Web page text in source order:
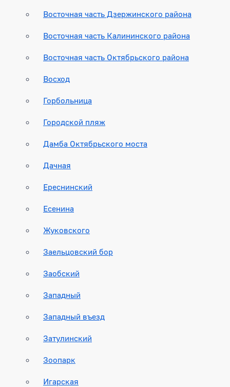
Восточная часть Дзержинского района
Восточная часть Калининского района
Восточная часть Октябрьского района
Восход
Горбольница
Городской пляж
Дамба Октябрьского моста
Дачная
Ереснинский
Есенина
Жуковского
Заельцовский бор
Заобский
Западный
Западный въезд
Затулинский
Зоопарк
Игарская